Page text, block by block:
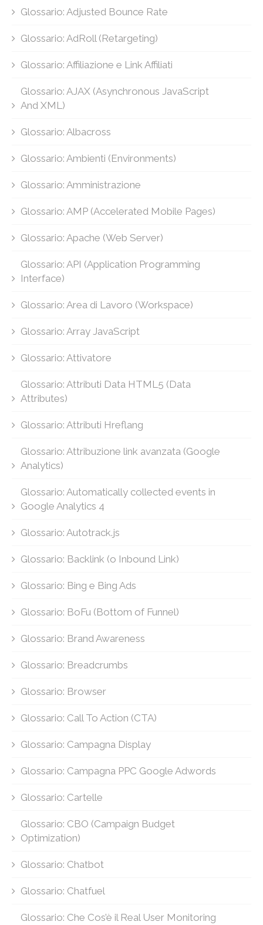
Glossario: Adjusted Bounce Rate
Glossario: AdRoll (Retargeting)
Glossario: Affiliazione e Link Affiliati
Glossario: AJAX (Asynchronous JavaScript
And XML)
Glossario: Albacross
Glossario: Ambienti (Environments)
Glossario: Amministrazione
Glossario: AMP (Accelerated Mobile Pages)
Glossario: Apache (Web Server)
Glossario: API (Application Programming
Interface)
Glossario: Area di Lavoro (Workspace)
Glossario: Array JavaScript
Glossario: Attivatore
Glossario: Attributi Data HTML5 (Data
Attributes)
Glossario: Attributi Hreflang
Glossario: Attribuzione link avanzata (Google
Analytics)
Glossario: Automatically collected events in
Google Analytics 4
Glossario: Autotrack.js
Glossario: Backlink (o Inbound Link)
Glossario: Bing e Bing Ads
Glossario: BoFu (Bottom of Funnel)
Glossario: Brand Awareness
Glossario: Breadcrumbs
Glossario: Browser
Glossario: Call To Action (CTA)
Glossario: Campagna Display
Glossario: Campagna PPC Google Adwords
Glossario: Cartelle
Glossario: CBO (Campaign Budget
Optimization)
Glossario: Chatbot
Glossario: Chatfuel
Glossario: Che Cos’è il Real User Monitoring